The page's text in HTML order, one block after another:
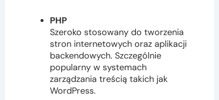
PHP
Szeroko stosowany do tworzenia
stron internetowych oraz aplikacji
backendowych. Szczególnie
popularny w systemach
zarządzania treścią takich jak
WordPress.